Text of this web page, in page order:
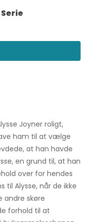
Serie
Joyner roligt,
ham til at vælge
at han havde
en grund til, at han
over for hendes
til Alysse, når de ikke
andre skøre
forhold til at